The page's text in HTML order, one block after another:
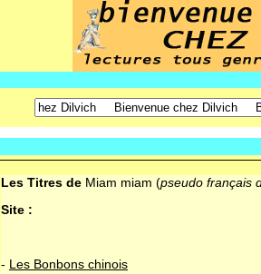
Les Titres de Miam miam (pseudo français
Site :
- Les Bonbons chinois